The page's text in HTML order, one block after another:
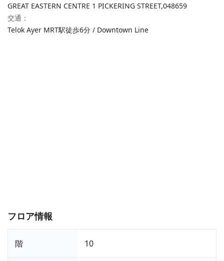
GREAT EASTERN CENTRE 1 PICKERING STREET,048659
交通 ：
Telok Ayer MRT駅徒歩6分 / Downtown Line
フロア情報
階 10